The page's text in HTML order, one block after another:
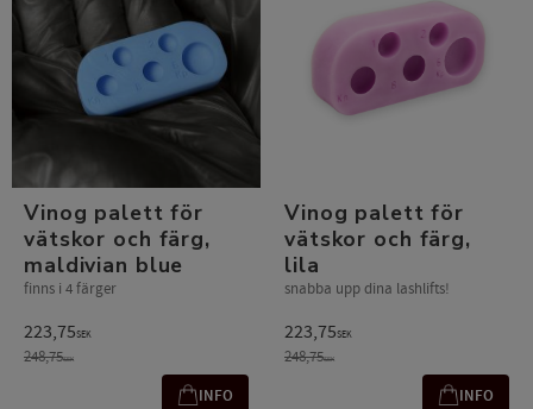
Vinog palett för
vätskor och färg,
maldivian blue
finns i 4 färger
223,75SEK
248,75SEK
INFO
Vinog palett för
vätskor och färg,
lila
snabba upp dina lashlifts!
223,75SEK
248,75SEK
INFO